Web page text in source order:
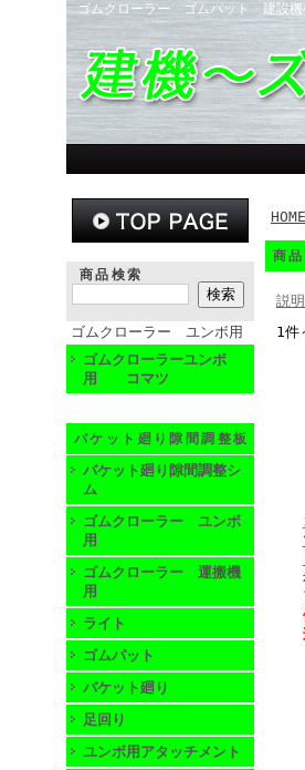
ゴムクローラー ゴムパット 建設
商品検索
ゴムクローラー ユンボ用
ゴムクローラーユンボ
用 コマツ
バケット廻り隙間調整板
バケット廻り隙間調整シ
ム
ゴムクローラー ユンボ
用
ゴムクローラー 運搬機
用
ライト
ゴムパット
バケット廻り
足回り
ユンボ用アタッチメント
HOME
商
説
1件